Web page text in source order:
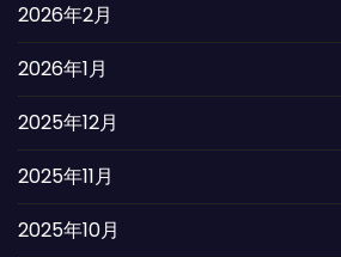
2026年2月
2026年1月
2025年12月
2025年11月
2025年10月